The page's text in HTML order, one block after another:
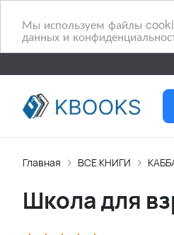
Мы используем файлы
данных и
Главная ВСЕ КНИГИ
Школа для